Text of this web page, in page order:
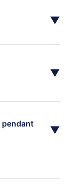
▼
▼
pendant
▼